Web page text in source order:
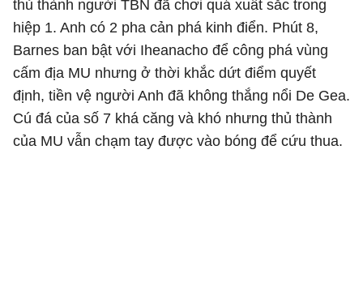
thủ thành người TBN đã chơi quá xuất sắc trong
hiệp 1. Anh có 2 pha cản phá kinh điển. Phút 8,
Barnes ban bật với Iheanacho để công phá vùng
cấm địa MU nhưng ở thời khắc dứt điểm quyết
định, tiền vệ người Anh đã không thắng nổi De Gea.
Cú đá của số 7 khá căng và khó nhưng thủ thành
của MU vẫn chạm tay được vào bóng để cứu thua.